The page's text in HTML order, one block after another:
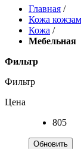
Главная /
Кожа кожзам
Кожа /
Мебельная
Фильтр
Фильтр
Цена
805
Обновить